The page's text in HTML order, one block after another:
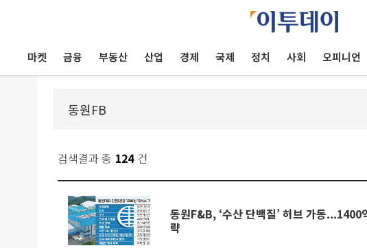
마켓 금융 부동산 산업 경제 국제 정치 사회 오피니언
검색결과 총 124 건
동원F&B, ‘수산 단백질’ 허브 가동...1400
략